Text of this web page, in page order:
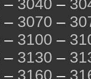
– 3040 –
– 3070 –
– 3100 –
– 3130 –
– 3160 –